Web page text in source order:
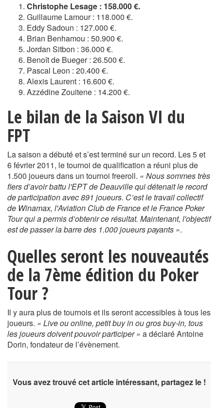
Christophe Lesage : 158.000 €.
Guillaume Lamour : 118.000 €.
Eddy Sadoun : 127.000 €.
Brian Benhamou : 50.900 €.
Jordan Sitbon : 36.000 €.
Benoît de Bueger : 26.500 €.
Pascal Leon : 20.400 €.
Alexis Laurent : 16.600 €.
Azzédine Zouitene : 14.200 €.
Le bilan de la Saison VI du
FPT
La saison a débuté et s’est terminé sur un record. Les 5 et
6 février 2011, le tournoi de qualification a réuni plus de
1.500 joueurs dans un tournoi freeroll. « Nous sommes très
fiers d’avoir battu l'EPT de Deauville qui détenait le record
de participation avec 891 joueurs. C’est le travail collectif
de Winamax, l'Aviation Club de France et le France Poker
Tour qui a permis d’obtenir ce résultat. Maintenant, l'objectif
est de passer la barre des 1.000 joueurs payants ».
Quelles seront les nouveautés
de la 7ème édition du Poker
Tour ?
Il y aura plus de tournois et ils seront accessibles à tous les
joueurs. « Live ou online, petit buy in ou gros buy-in, tous
les joueurs doivent pouvoir participer » a déclaré Antoine
Dorin, fondateur de l’évènement.
Vous avez trouvé cet article intéressant, partagez le !